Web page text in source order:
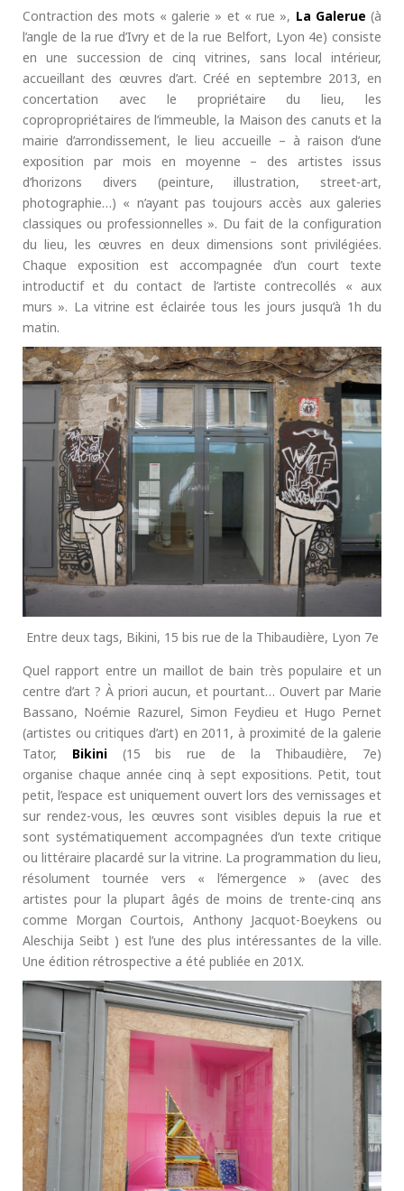
Contraction des mots « galerie » et « rue », La Galerue (à
l’angle de la rue d’Ivry et de la rue Belfort, Lyon 4e) consiste
en une succession de cinq vitrines, sans local intérieur,
accueillant des œuvres d’art. Créé en septembre 2013, en
concertation avec le propriétaire du lieu, les
copropropriétaires de l’immeuble, la Maison des canuts et la
mairie d’arrondissement, le lieu accueille – à raison d’une
exposition par mois en moyenne – des artistes issus
d’horizons divers (peinture, illustration, street-art,
photographie…) « n’ayant pas toujours accès aux galeries
classiques ou professionnelles ». Du fait de la configuration
du lieu, les œuvres en deux dimensions sont privilégiées.
Chaque exposition est accompagnée d’un court texte
introductif et du contact de l’artiste contrecollés « aux
murs ». La vitrine est éclairée tous les jours jusqu’à 1h du
matin.
Entre deux tags, Bikini, 15 bis rue de la Thibaudière, Lyon 7e
Quel rapport entre un maillot de bain très populaire et un
centre d’art ? À priori aucun, et pourtant… Ouvert par Marie
Bassano, Noémie Razurel, Simon Feydieu et Hugo Pernet
(artistes ou critiques d’art) en 2011, à proximité de la galerie
Tator, Bikini(15 bis rue de la Thibaudière, 7e)
organise chaque année cinq à sept expositions. Petit, tout
petit, l’espace est uniquement ouvert lors des vernissages et
sur rendez-vous, les œuvres sont visibles depuis la rue et
sont systématiquement accompagnées d’un texte critique
ou littéraire placardé sur la vitrine. La programmation du lieu,
résolument tournée vers « l’émergence » (avec des
artistes pour la plupart âgés de moins de trente-cinq ans
comme Morgan Courtois, Anthony Jacquot-Boeykens ou
Aleschija Seibt ) est l’une des plus intéressantes de la ville.
Une édition rétrospective a été publiée en 201X.